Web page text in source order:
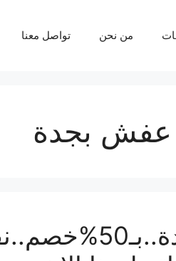
من نحن تواصل معنا
عفش بجدة
شركة نقل عفش